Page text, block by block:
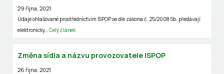
29 října, 2021
Údaje ohlašované prostřednictvím ISPOP se dle zákona č. 25/2008 Sb. předávají
elektronicky…Celý článek
Změna sídla a názvu provozovatele ISPOP
26 října, 2021